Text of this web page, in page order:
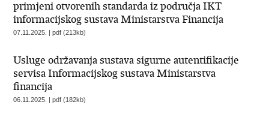
primjeni otvorenih standarda iz područja IKT
informacijskog sustava Ministarstva Financija
07.11.2025. | pdf (213kb)
Usluge održavanja sustava sigurne autentifikacije
servisa Informacijskog sustava Ministarstva
financija
06.11.2025. | pdf (182kb)